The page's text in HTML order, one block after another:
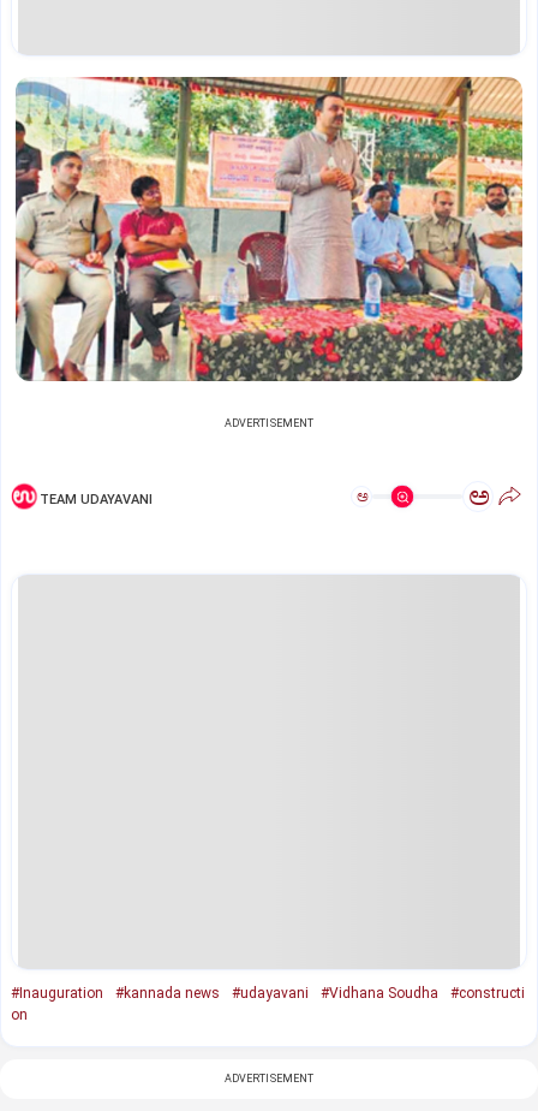
ADVERTISEMENT
TEAM UDAYAVANI ಅ ಅ
#Inauguration #kannada news #udayavani #Vidhana Soudha
#constructi
on
ADVERTISEMENT